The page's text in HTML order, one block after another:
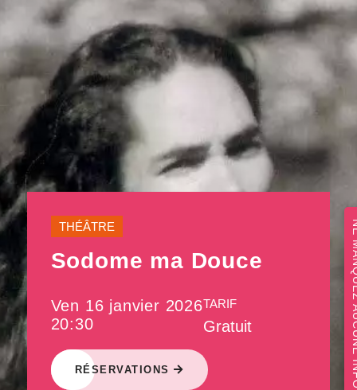
NE
THÉÂTRE
Sodome ma Douce
Ven 16 janvier 2026
20:30
TARIF
Gratuit
RÉSERVATIONS